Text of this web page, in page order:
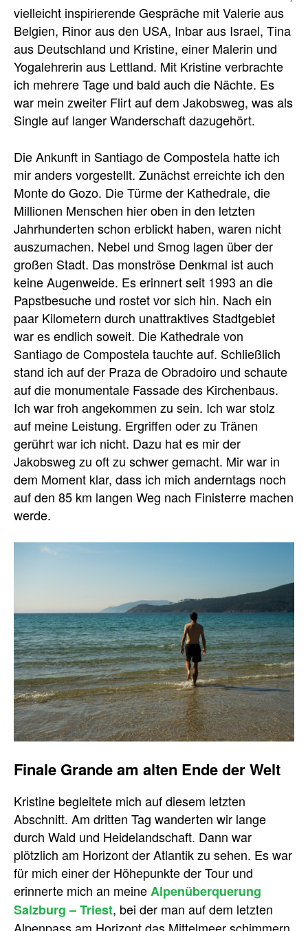
vielleicht inspirierende Gespräche mit Valerie aus
Belgien, Rinor aus den USA, Inbar aus Israel, Tina
aus Deutschland und Kristine, einer Malerin und
Yogalehrerin aus Lettland. Mit Kristine verbrachte
ich mehrere Tage und bald auch die Nächte. Es
war mein zweiter Flirt auf dem Jakobsweg, was als
Single auf langer Wanderschaft dazugehört.
Die Ankunft in Santiago de Compostela hatte ich
mir anders vorgestellt. Zunächst erreichte ich den
Monte do Gozo. Die Türme der Kathedrale, die
Millionen Menschen hier oben in den letzten
Jahrhunderten schon erblickt haben, waren nicht
auszumachen. Nebel und Smog lagen über der
großen Stadt. Das monströse Denkmal ist auch
keine Augenweide. Es erinnert seit 1993 an die
Papstbesuche und rostet vor sich hin. Nach ein
paar Kilometern durch unattraktives Stadtgebiet
war es endlich soweit. Die Kathedrale von
Santiago de Compostela tauchte auf. Schließlich
stand ich auf der Praza de Obradoiro und schaute
auf die monumentale Fassade des Kirchenbaus.
Ich war froh angekommen zu sein. Ich war stolz
auf meine Leistung. Ergriffen oder zu Tränen
gerührt war ich nicht. Dazu hat es mir der
Jakobsweg zu oft zu schwer gemacht. Mir war in
dem Moment klar, dass ich mich anderntags noch
auf den 85 km langen Weg nach Finisterre machen
werde.
Finale Grande am alten Ende der Welt
Kristine begleitete mich auf diesem letzten
Abschnitt. Am dritten Tag wanderten wir lange
durch Wald und Heidelandschaft. Dann war
plötzlich am Horizont der Atlantik zu sehen. Es war
für mich einer der Höhepunkte der Tour und
erinnerte mich an meineAlpenüberquerung
Salzburg – Triest, bei der man auf dem letzten